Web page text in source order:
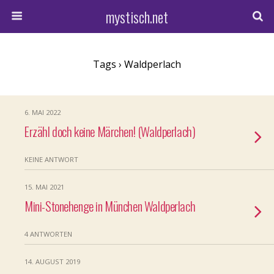
mystisch.net
Tags › Waldperlach
6. MAI 2022
Erzähl doch keine Märchen! (Waldperlach)
KEINE ANTWORT
15. MAI 2021
Mini-Stonehenge in München Waldperlach
4 ANTWORTEN
14. AUGUST 2019